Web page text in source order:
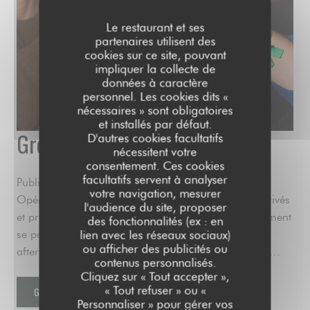
Le restaurant et ses
partenaires utilisent des
cookies sur ce site, pouvant
impliquer la collecte de
données à caractère
personnel. Les cookies dits «
nécessaires » sont obligatoires
et installés par défaut.
D'autres cookies facultatifs
nécessitent votre
consentement. Ces cookies
facultatifs servent à analyser
votre navigation, mesurer
l'audience du site, proposer
des fonctionnalités (ex : en
lien avec les réseaux sociaux)
ou afficher des publicités ou
contenus personnalisés.
Cliquez sur « Tout accepter »,
« Tout refuser » ou «
Personnaliser » pour gérer vos
Groupe/Privatisation
Public House Paris, votre adresse événementielle à
Opéra. Pensé pour accueillir tous vos événements privés
et professionnels jusqu’à 350 personnes, l’établissement
se prête aussi bien aux réunions d'entreprises,
afterworks, soirées dansantes, anniversaires, cockta…
GROUPE/PRIVATISATION